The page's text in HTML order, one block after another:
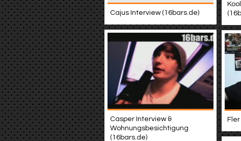
Cajus Interview (16bars.de)
Casper Interview &
Wohnungsbesichtigung
(16bars.de)